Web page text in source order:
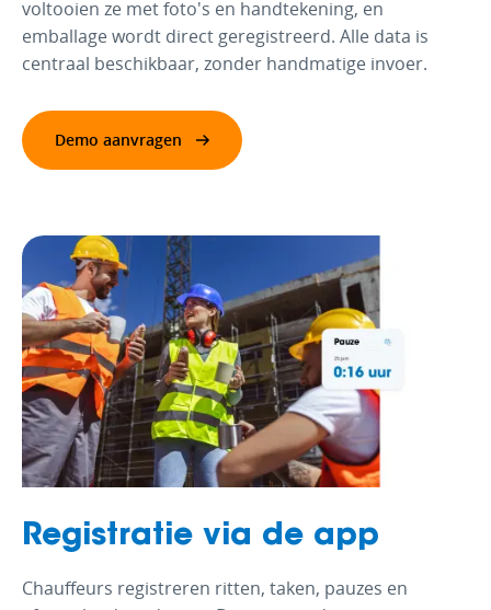
voltooien ze met foto's en handtekening, en
emballage wordt direct geregistreerd. Alle data is
centraal beschikbaar, zonder handmatige invoer.
Demo aanvragen
Registratie via de app
Chauffeurs registreren ritten, taken, pauzes en